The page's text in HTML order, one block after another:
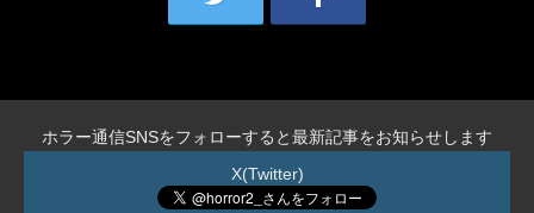
ホラー通信SNSをフォローすると最新記事をお知らせします
X(Twitter)